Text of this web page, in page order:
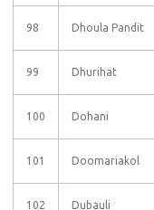
98 Dhoula Pandit
99 Dhurihat
100 Dohani
101 Doomariakol
102 Dubauli